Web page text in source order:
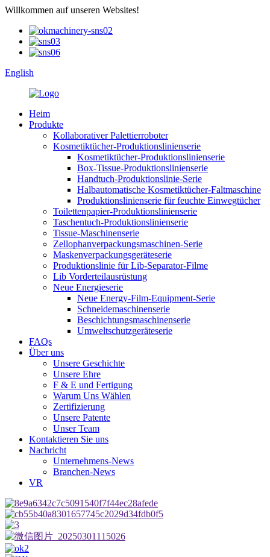
Willkommen auf unseren Websites!
English
Heim
Produkte
Kollaborativer Palettierroboter
Kosmetiktücher-Produktionslinienserie
Kosmetiktücher-Produktionslinienserie
Box-Tissue-Produktionslinienserie
Handtuch-Produktionslinie-Serie
Halbautomatische Kosmetiktücher-Faltmaschine
Produktionslinienserie für feuchte Einwegtücher
Toilettenpapier-Produktionslinienserie
Taschentuch-Produktionslinienserie
Tissue-Maschinenserie
Zellophanverpackungsmaschinen-Serie
Maskenverpackungsgeräteserie
Produktionslinie für Lib-Separator-Filme
Lib Vorderteilausrüstung
Neue Energieserie
Neue Energy-Film-Equipment-Serie
Schneidemaschinenserie
Beschichtungsmaschinenserie
Umweltschutzgeräteserie
FAQs
Über uns
Unsere Geschichte
Unsere Ehre
F & E und Fertigung
Warum Uns Wählen
Zertifizierung
Unsere Patente
Unser Team
Kontaktieren Sie uns
Nachricht
Unternehmens-News
Branchen-News
VR